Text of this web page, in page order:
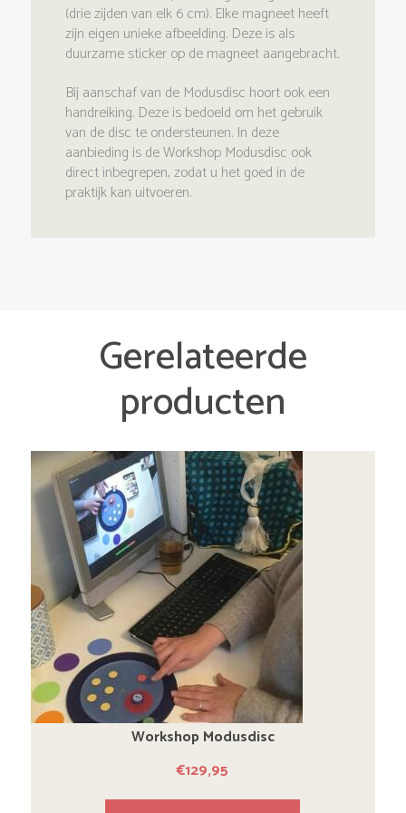
(drie zijden van elk 6 cm). Elke magneet heeft
zijn eigen unieke afbeelding. Deze is als
duurzame sticker op de magneet aangebracht.
Bij aanschaf van de Modusdisc hoort ook een
handreiking. Deze is bedoeld om het gebruik
van de disc te ondersteunen. In deze
aanbieding is de Workshop Modusdisc ook
direct inbegrepen, zodat u het goed in de
praktijk kan uitvoeren.
Gerelateerde
producten
Workshop Modusdisc
€129,95